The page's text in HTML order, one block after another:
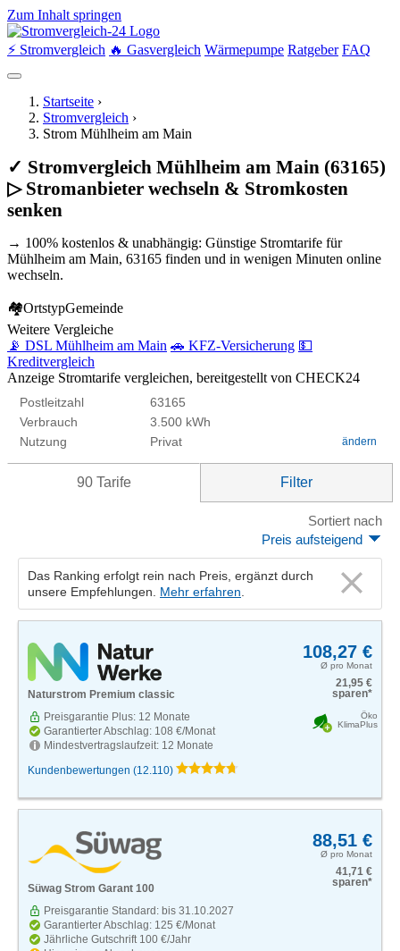
Zum Inhalt springen
⚡ Stromvergleich 🔥 Gasvergleich Wärmepumpe Ratgeber FAQ
Startseite ›
Stromvergleich ›
Strom Mühlheim am Main
✓ Stromvergleich Mühlheim am Main (63165)
▷ Stromanbieter wechseln & Stromkosten
senken
→ 100% kostenlos & unabhängig: Günstige Stromtarife für
Mühlheim am Main, 63165 finden und in wenigen Minuten online
wechseln.
🏘OrtstypGemeinde
Weitere Vergleiche
📡 DSL Mühlheim am Main 🚗 KFZ-Versicherung 💵
Kreditvergleich
Anzeige Stromtarife vergleichen, bereitgestellt von CHECK24